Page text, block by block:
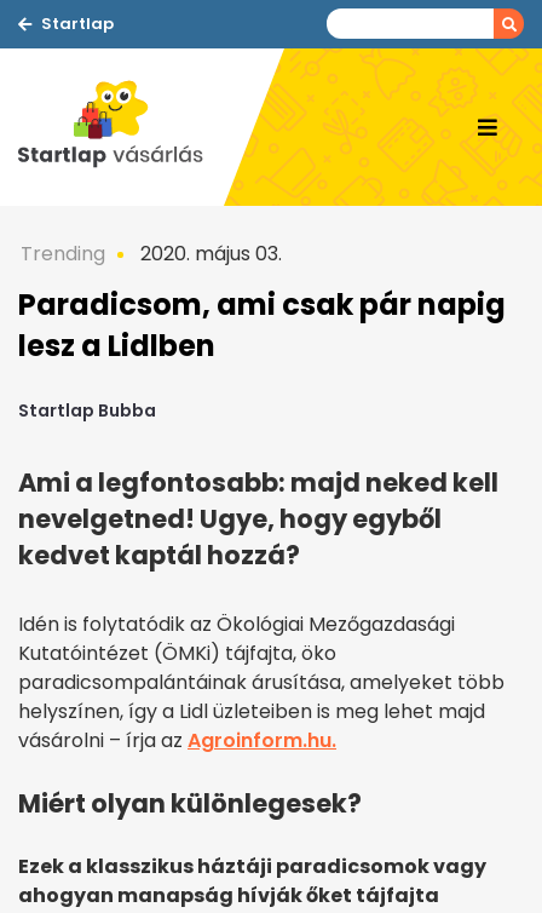
Startlap
Trending 2020. május 03.
Paradicsom, ami csak pár napig
lesz a Lidlben
Startlap Bubba
Ami a legfontosabb: majd neked kell
nevelgetned! Ugye, hogy egyből
kedvet kaptál hozzá?
Idén is folytatódik az Ökológiai Mezőgazdasági
Kutatóintézet (ÖMKi) tájfajta, öko
paradicsompalántáinak árusítása, amelyeket több
helyszínen, így a Lidl üzleteiben is meg lehet majd
vásárolni – írja az Agroinform.hu.
Miért olyan különlegesek?
Ezek a klasszikus háztáji paradicsomok vagy
ahogyan manapság hívják őket tájfajta